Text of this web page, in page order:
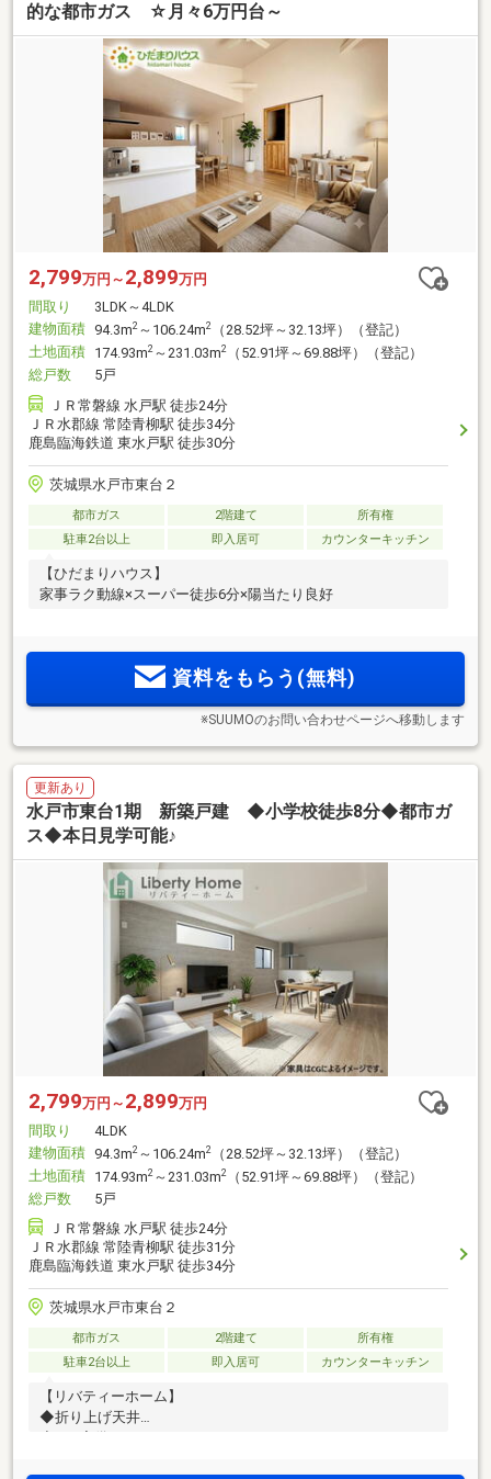
的な都市ガス ☆月々6万円台～
2,799万円～ 2,899万円
間取り
3LDK～4LDK
建物面積 94.3m2 ～106.24m2
（28.52坪～32.13坪）（登記）
土地面積 174.93m2 ～231.03m2
（52.91坪～69.88坪）（登記）
総戸数
5戸
ＪＲ常磐線 水戸駅 徒歩24分
ＪＲ水郡線 常陸青柳駅 徒歩34分
鹿島臨海鉄道 東水戸駅 徒歩30分
茨城県水戸市東台２
都市ガス 2階建て
所有権
駐車2台以上
即入居可 カウンターキッチン
【ひだまりハウス】
家事ラク動線×スーパー徒歩6分×陽当たり良好
資料をもらう(無料)
※SUUMOのお問い合わせページへ移動します
更新あり
水戸市東台1期 新築戸建 ◆小学校徒歩8分◆都市ガ
ス◆本日見学可能♪
2,799万円～ 2,899万円
間取り
4LDK
建物面積 94.3m2 ～106.24m2
（28.52坪～32.13坪）（登記）
土地面積 174.93m2 ～231.03m2
（52.91坪～69.88坪）（登記）
総戸数
5戸
ＪＲ常磐線 水戸駅 徒歩24分
ＪＲ水郡線 常陸青柳駅 徒歩31分
鹿島臨海鉄道 東水戸駅 徒歩34分
茨城県水戸市東台２
都市ガス 2階建て
所有権
駐車2台以上
即入居可 カウンターキッチン
【リバティーホーム】
◆折り上げ天井